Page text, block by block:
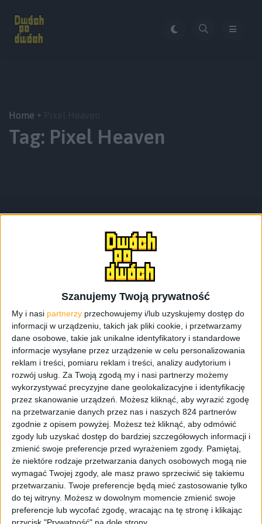
Szanujemy Twoją prywatność
My i nasi partnerzy przechowujemy i/lub uzyskujemy dostęp do
informacji w urządzeniu, takich jak pliki cookie, i przetwarzamy
dane osobowe, takie jak unikalne identyfikatory i standardowe
informacje wysyłane przez urządzenie w celu personalizowania
reklam i treści, pomiaru reklam i treści, analizy audytorium i
rozwój usług. Za Twoją zgodą my i nasi partnerzy możemy
wykorzystywać precyzyjne dane geolokalizacyjne i identyfikację
przez skanowanie urządzeń. Możesz kliknąć, aby wyrazić zgodę
na przetwarzanie danych przez nas i naszych 824 partnerów
zgodnie z opisem powyżej. Możesz też kliknąć, aby odmówić
zgody lub uzyskać dostęp do bardziej szczegółowych informacji i
zmienić swoje preferencje przed wyrażeniem zgody. Pamiętaj,
że niektóre rodzaje przetwarzania danych osobowych mogą nie
wymagać Twojej zgody, ale masz prawo sprzeciwić się takiemu
przetwarzaniu. Twoje preferencje będą mieć zastosowanie tylko
do tej witryny. Możesz w dowolnym momencie zmienić swoje
preferencje lub wycofać zgodę, wracając na tę stronę i klikając
Home
Tag: Pixel Heaven
Targi i wydarzenia
Relacja z RePlay Fest 2026